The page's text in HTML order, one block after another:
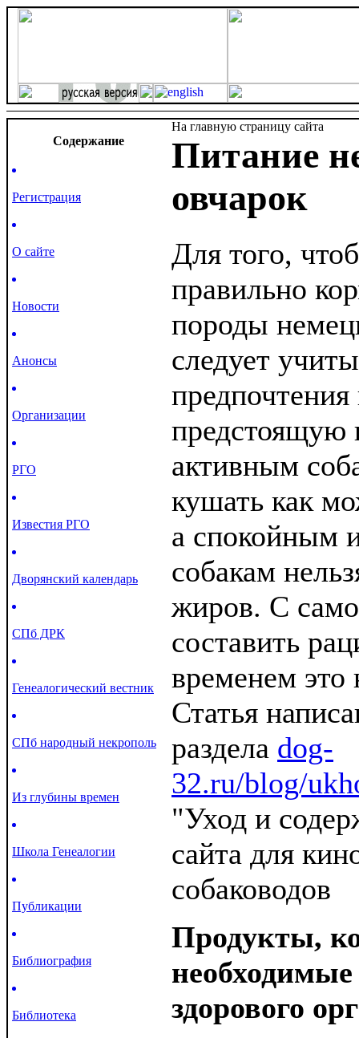
Cодержание
Регистрация
О сайте
Новости
Анонсы
Организации
РГО
Известия РГО
Дворянский календарь
СПб ДРК
Генеалогический вестник
СПб народный некрополь
Из глубины времен
Школа Генеалогии
Публикации
Библиография
Библиотека
На главную страницу сайта
Питание
овчарок
Для того,
правильно
породы
следует
предпочтения
предстоящую
активным
кушать как
а спокойным
собакам
жиров. С
составить
временем это
Статья
раздела dog-
32.ru/blog/
"Уход и
сайта для
собаководов
Продукты,
здорового